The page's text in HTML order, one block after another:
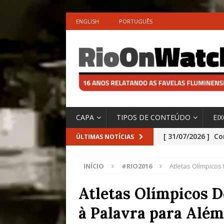
ENGLISH PORTUGUÊS
CAPA TIPOS DE CONTEÚDO
ÚLTIMAS NOTÍCIAS [ 31/07/2026 ]
[ 29/07/2026 ]
São o Cadinho
Precisamos’,
Especial do
INÍCIO #RIO2016 Atletas Olímpicos
Atletas Olímpicos
à Palavra para